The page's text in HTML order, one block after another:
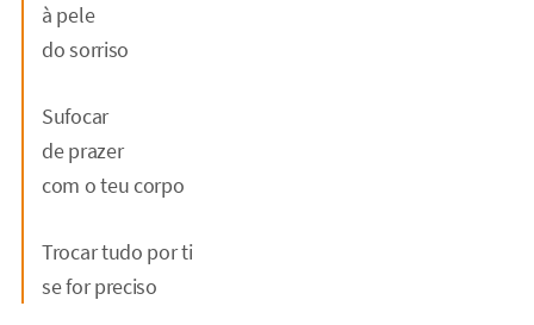
à pele
do sorriso
Sufocar
de prazer
com o teu corpo
Trocar tudo por ti
se for preciso